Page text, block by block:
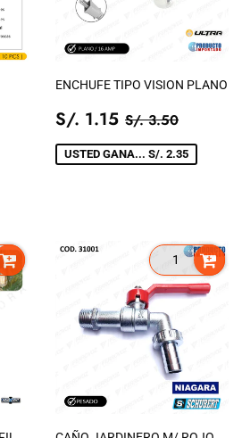
S/. 10.00
ENCHUFE TIPO VISION PLANO
PRECIO
DE
VENTA
S/. 1.15 S/.
1.15
PRECIO
S/. 3.50
USTED GANA... S/. 2.35